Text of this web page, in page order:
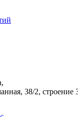
38/2, строение